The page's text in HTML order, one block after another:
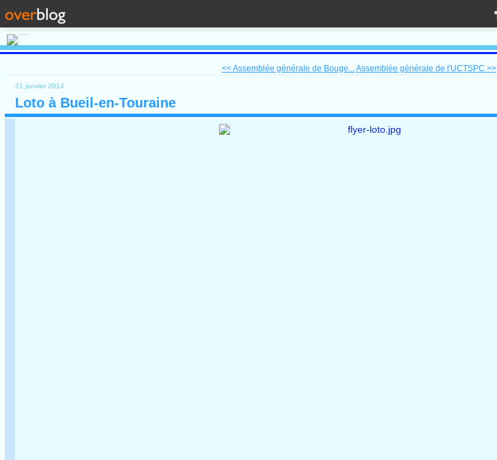
<< Assemblée générale de Bouge... Assemblée générale de l'UCTSPC >>
21 janvier 2014
Loto à Bueil-en-Touraine